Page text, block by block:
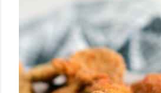
humilde como la alubia de La
dorado, cargado de proteína y
sustituto perfecto a los frutos se...